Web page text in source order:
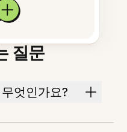
질문
엇인가요?